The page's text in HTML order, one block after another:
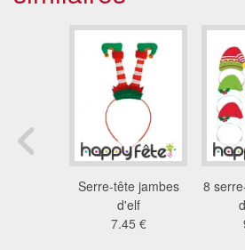
Serre-tête jambes
d'elf
7.45 €
8